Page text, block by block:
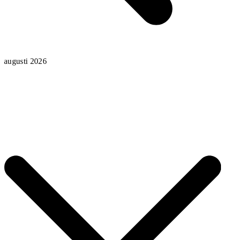
augusti 2026